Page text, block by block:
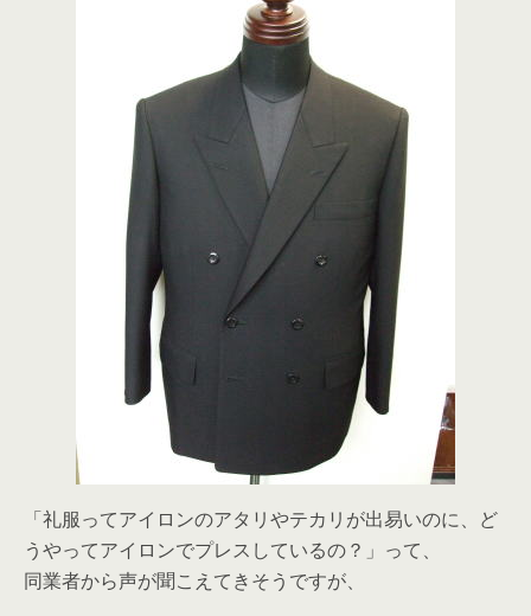
「礼服ってアイロンのアタリやテカリが出易いのに、ど
うやってアイロンでプレスしているの？」って、
同業者から声が聞こえてきそうですが、